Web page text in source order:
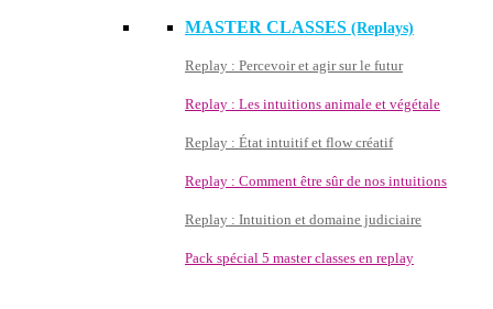
MASTER CLASSES (Replays)
Replay : Percevoir et agir sur le futur
Replay : Les intuitions animale et végétale
Replay : État intuitif et flow créatif
Replay : Comment être sûr de nos intuitions
Replay : Intuition et domaine judiciaire
Pack spécial 5 master classes en replay